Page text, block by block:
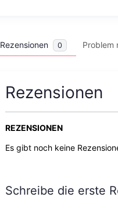
Rezensionen 0 Problem
Rezensionen
REZENSIONEN
Es gibt noch keine
Schreibe die erste